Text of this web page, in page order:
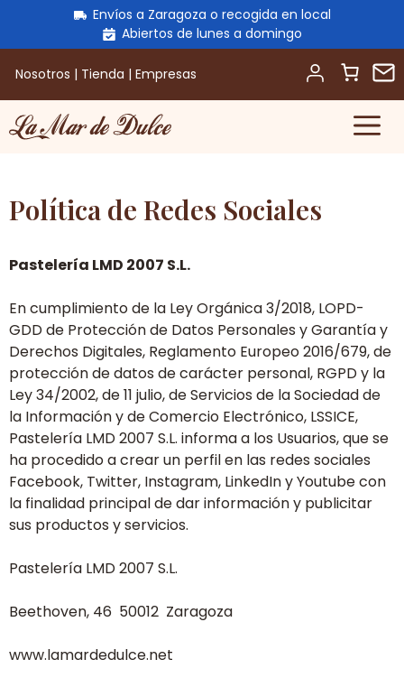
Envíos a Zaragoza o recogida en local
Abiertos de lunes a domingo
Nosotros | Tienda | Empresas
Saltar
al
Política de Redes Sociales
Pastelería LMD 2007 S.L.
En cumplimiento de la Ley Orgánica 3/2018, LOPD-
GDD de Protección de Datos Personales y Garantía y
Derechos Digitales, Reglamento Europeo 2016/679, de
protección de datos de carácter personal, RGPD y la
Ley 34/2002, de 11 julio, de Servicios de la Sociedad de
la Información y de Comercio Electrónico, LSSICE,
Pastelería LMD 2007 S.L. informa a los Usuarios, que se
ha procedido a crear un perfil en las redes sociales
Facebook, Twitter, Instagram, LinkedIn y Youtube con
la finalidad principal de dar información y publicitar
sus productos y servicios.
Pastelería LMD 2007 S.L.
Beethoven, 46 50012 Zaragoza
www.lamardedulce.net